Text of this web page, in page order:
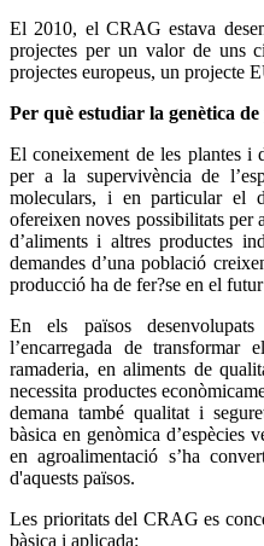
El 2010, el CRAG estava
projectes per un valor de uns
projectes europeus, un projecte
Per què estudiar la genètica
El coneixement de les plantes i
per a la supervivència de
moleculars, i en particular el
ofereixen noves possibilitats per
d’aliments i altres productes
demandes d’una població
producció ha de fer?se en el
En els països
l’encarregada de transformar
ramaderia, en aliments de
necessita productes
demana també qualitat i
bàsica en genòmica d’espècies
en agroalimentació s’ha
d'aquests països.
Les prioritats del CRAG es
bàsica i aplicada: